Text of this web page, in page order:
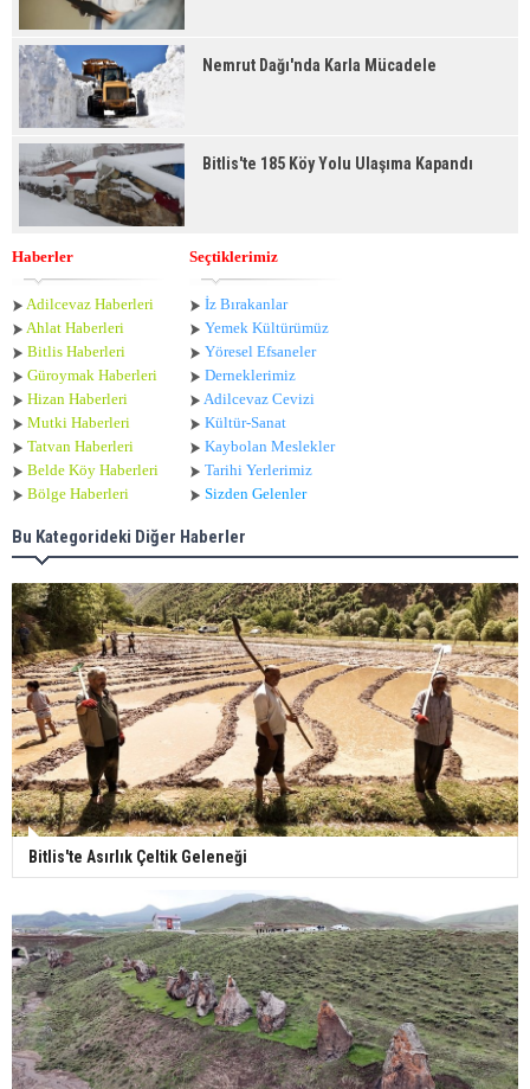
Nemrut Dağı'nda Karla Mücadele
Bitlis'te 185 Köy Yolu Ulaşıma Kapandı
Haberler
Adilcevaz Haberleri
Ahlat Haberleri
Bitlis Haberleri
Güroymak Haberleri
Hizan Haberleri
Mutki Haberleri
Tatvan Haberleri
Belde Köy Haberleri
Bölge Haberleri
Seçtiklerimiz
İz Bırakanlar
Yemek Kültürümüz
Yöresel Efsaneler
Derneklerimiz
Adilcevaz Cevizi
Kültür-Sanat
Kaybolan Meslekler
Tarihi Yerlerimiz
Sizden Gelenler
Bu Kategorideki Diğer Haberler
Bitlis'te Asırlık Çeltik Geleneği